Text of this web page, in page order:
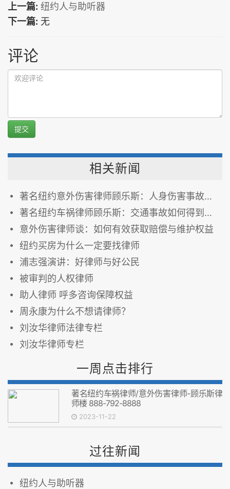
上一篇: 纽约人与助听器
下一篇: 无
评论
提交
相关新闻
著名纽约意外伤害律师顾乐斯：人身伤害事故如何得到最高赔偿与维护权益
著名纽约车祸律师顾乐斯：交通事故如何得到最高赔偿
意外伤害律师谈：如何有效获取赔偿与维护权益
纽约买房为什么一定要找律师
浦志强演讲：好律师与好公民
被审判的人权律师
助人律师 呼多咨询保障权益
周永康为什么不想请律师？
刘汝华律师法律专栏
刘汝华律师专栏
一周点击排行
著名纽约车祸律师/意外伤害律师-顾乐斯律
师楼 888-792-8888
2023-11-22
过往新闻
纽约人与助听器